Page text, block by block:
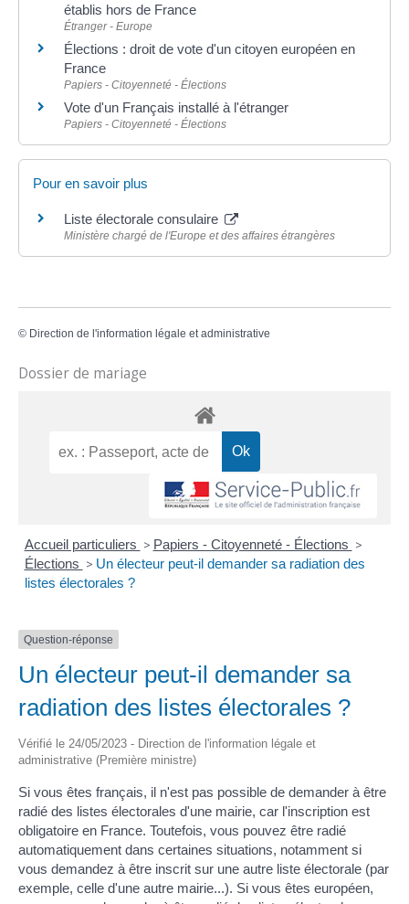
établis hors de France
Étranger - Europe
Élections : droit de vote d'un citoyen européen en
France
Papiers - Citoyenneté - Élections
Vote d'un Français installé à l'étranger
Papiers - Citoyenneté - Élections
Pour en savoir plus
Liste électorale consulaire
Ministère chargé de l'Europe et des affaires étrangères
© Direction de l'information légale et administrative
Dossier de mariage
Accueil particuliers > Papiers - Citoyenneté - Élections >
Élections > Un électeur peut-il demander sa radiation des
listes électorales ?
Question-réponse
Un électeur peut-il demander sa
radiation des listes électorales ?
Vérifié le 24/05/2023 - Direction de l'information légale et
administrative (Première ministre)
Si vous êtes français, il n'est pas possible de demander à être
radié des listes électorales d'une mairie, car l'inscription est
obligatoire en France. Toutefois, vous pouvez être radié
automatiquement dans certaines situations, notamment si
vous demandez à être inscrit sur une autre liste électorale (par
exemple, celle d'une autre mairie...). Si vous êtes européen,